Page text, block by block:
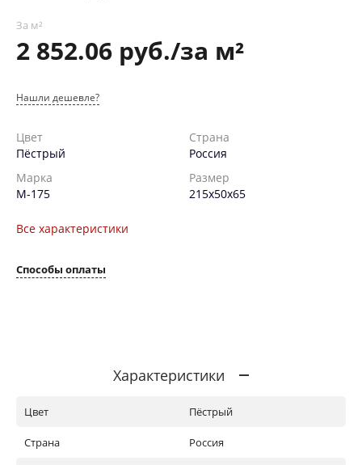
За м²
2 852.06 руб./за м²
Нашли дешевле?
Цвет
Пёстрый
Страна
Россия
Марка
М-175
Размер
215х50х65
Все характеристики
Способы оплаты
Характеристики
Цвет Пёстрый
Страна Россия